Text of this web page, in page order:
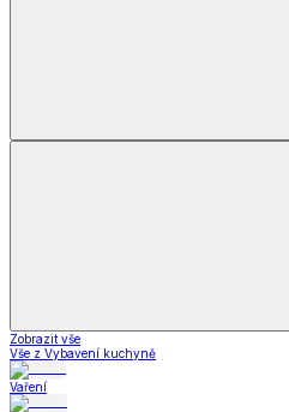
Zobrazit vše
Vše z Vybavení kuchyně
Vaření